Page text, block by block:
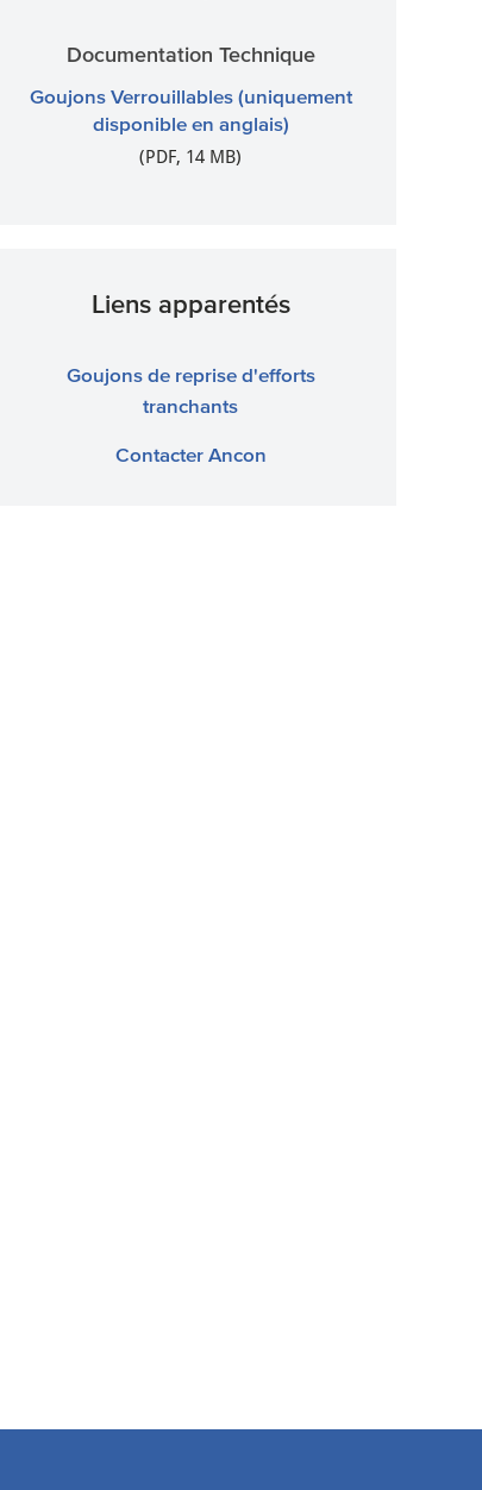
Documentation Technique
Goujons Verrouillables (uniquement
disponible en anglais)
(PDF, 14 MB)
Liens apparentés
Goujons de reprise d'efforts
tranchants
Contacter Ancon